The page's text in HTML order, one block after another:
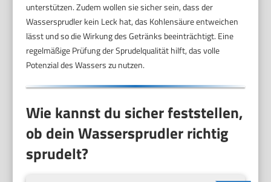
unterstützen. Zudem wollen sie sicher sein, dass der
Wassersprudler kein Leck hat, das Kohlensäure entweichen
lässt und so die Wirkung des Getränks beeinträchtigt. Eine
regelmäßige Prüfung der Sprudelqualität hilft, das volle
Potenzial des Wassers zu nutzen.
Wie kannst du sicher feststellen,
ob dein Wassersprudler richtig
sprudelt?